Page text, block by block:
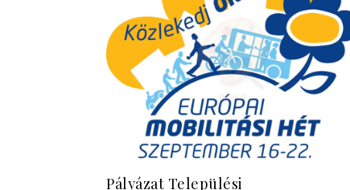
Pályázat Települési